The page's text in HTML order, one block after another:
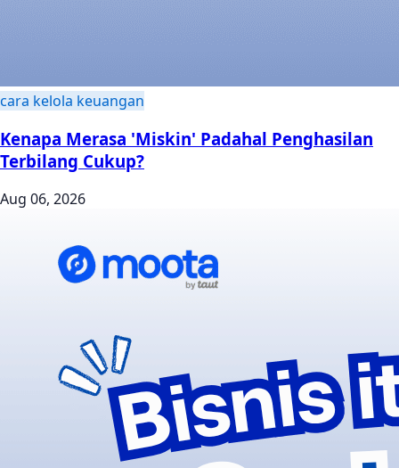
cara kelola keuangan
Kenapa Merasa 'Miskin' Padahal Penghasilan
Terbilang Cukup?
Aug 06, 2026